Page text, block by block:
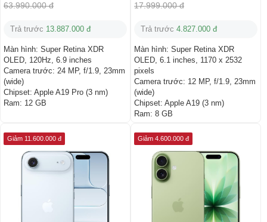
63.990.000 đ
Trả trước 13.887.000 đ
Màn hình: Super Retina XDR
OLED, 120Hz, 6.9 inches
Camera trước: 24 MP, f/1.9, 23mm
(wide)
Chipset: Apple A19 Pro (3 nm)
Ram: 12 GB
17.999.000 đ
Trả trước 4.827.000 đ
Màn hình: Super Retina XDR
OLED, 6.1 inches, 1170 x 2532
pixels
Camera trước: 12 MP, f/1.9, 23mm
(wide)
Chipset: Apple A19 (3 nm)
Ram: 8 GB
Giảm 11.600.000 đ Giảm 4.600.000 đ